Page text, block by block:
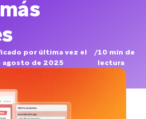
por última vez el
agosto de 2025
/10 min de
lectura